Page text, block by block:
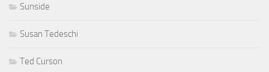
Sunside
Susan Tedeschi
Ted Curson